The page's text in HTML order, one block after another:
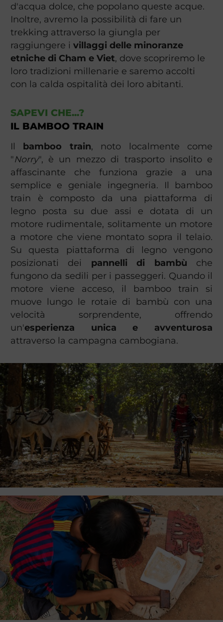
d'acqua dolce, che popolano queste acque.
Inoltre, avremo la possibilità di fare un
trekking attraverso la giungla per
raggiungere i villaggi delle minoranze
etniche di Cham e Viet, dove scopriremo le
loro tradizioni millenarie e saremo accolti
con la calda ospitalità dei loro abitanti.
SAPEVI CHE...?
IL BAMBOO TRAIN
Il bamboo train, noto localmente come
"Norry", è un mezzo di trasporto insolito e
affascinante che funziona grazie a una
semplice e geniale ingegneria. Il bamboo
train è composto da una piattaforma di
legno posta su due assi e dotata di un
motore rudimentale, solitamente un motore
a motore che viene montato sopra il telaio.
Su questa piattaforma di legno vengono
posizionati dei pannelli di bambù che
fungono da sedili per i passeggeri. Quando il
motore viene acceso, il bamboo train si
muove lungo le rotaie di bambù con una
velocità sorprendente, offrendo
un'esperienza unica e avventurosa
attraverso la campagna cambogiana.